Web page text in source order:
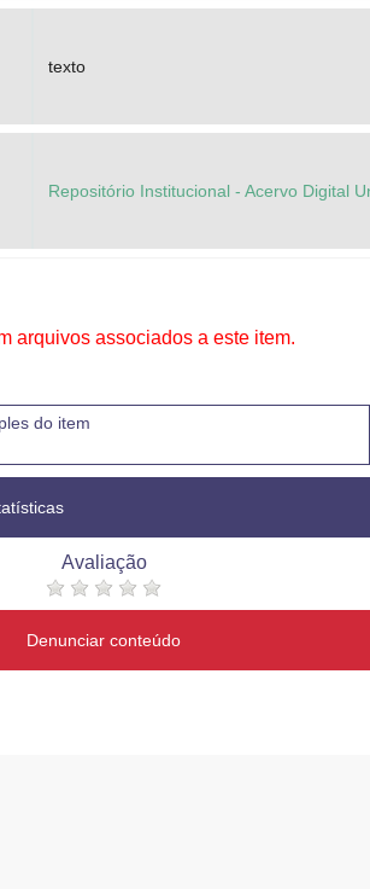
texto
Repositório Institucional - Acervo Digital
arquivos associados a este item.
do item
Avaliação
Denunciar conteúdo